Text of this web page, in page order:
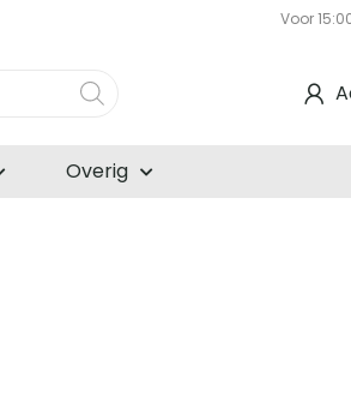
Voor
Overig